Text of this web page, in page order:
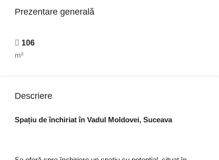
Prezentare generală
106
m²
Descriere
Spațiu de închiriat în Vadul Moldovei, Suceava